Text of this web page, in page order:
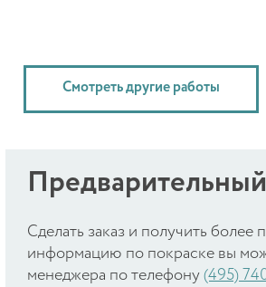
Смотреть другие работы
Предварительный
Cделать заказ и получить более
информацию по покраске вы
менеджера по телефону (495)